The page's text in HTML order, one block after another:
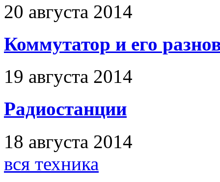
20 августа 2014
Коммутатор и его
19 августа 2014
Радиостанции
18 августа 2014
вся техника